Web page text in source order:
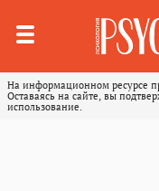
На информационном ресурсе
Оставаясь на сайте, вы
использование.